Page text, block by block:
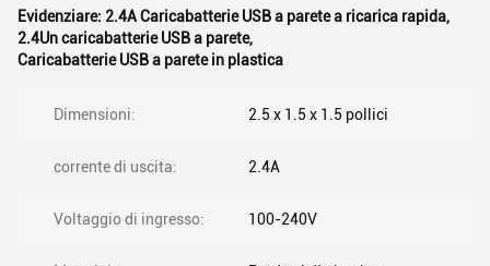
Evidenziare: 2.4A Caricabatterie USB a parete a ricarica rapida,
2.4Un caricabatterie USB a parete,
Caricabatterie USB a parete in plastica
Dimensioni: 2.5 x 1.5 x 1.5 pollici
corrente di uscita: 2.4A
Voltaggio di ingresso: 100-240V